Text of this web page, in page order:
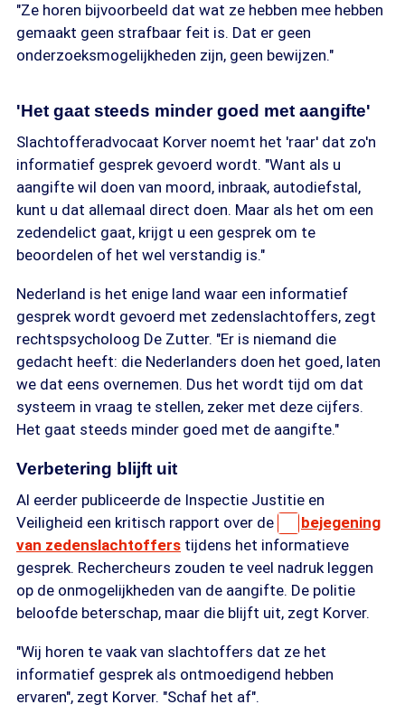
"Ze horen bijvoorbeeld dat wat ze hebben mee hebben
gemaakt geen strafbaar feit is. Dat er geen
onderzoeksmogelijkheden zijn, geen bewijzen."
'Het gaat steeds minder goed met aangifte'
Slachtofferadvocaat Korver noemt het 'raar' dat zo'n
informatief gesprek gevoerd wordt. "Want als u
aangifte wil doen van moord, inbraak, autodiefstal,
kunt u dat allemaal direct doen. Maar als het om een
zedendelict gaat, krijgt u een gesprek om te
beoordelen of het wel verstandig is."
Nederland is het enige land waar een informatief
gesprek wordt gevoerd met zedenslachtoffers, zegt
rechtspsycholoog De Zutter. "Er is niemand die
gedacht heeft: die Nederlanders doen het goed, laten
we dat eens overnemen. Dus het wordt tijd om dat
systeem in vraag te stellen, zeker met deze cijfers.
Het gaat steeds minder goed met de aangifte."
Verbetering blijft uit
Al eerder publiceerde de Inspectie Justitie en
Veiligheid een kritisch rapport over de
bejegening
van zedenslachtoffers tijdens het informatieve
gesprek. Rechercheurs zouden te veel nadruk leggen
op de onmogelijkheden van de aangifte. De politie
beloofde beterschap, maar die blijft uit, zegt Korver.
"Wij horen te vaak van slachtoffers dat ze het
informatief gesprek als ontmoedigend hebben
ervaren", zegt Korver. "Schaf het af".